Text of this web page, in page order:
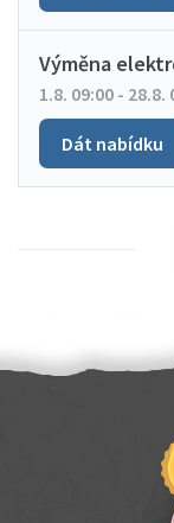
Výměna
1.8. 09:00 - 28.8.
Dát nabídku